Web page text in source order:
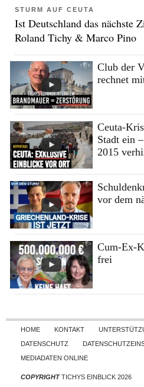
STURM AUF CEUTA
Ist Deutschland das nächste
Roland Tichy & Marco Pino
Club der
rechnet
Ceuta-
Stadt ein
2015
vor dem
Cum-Ex-
frei
HOME KONTAKT
DATENSCHUTZ
MEDIADATEN ONLINE
COPYRIGHTTICHYS EINBLICK 2026